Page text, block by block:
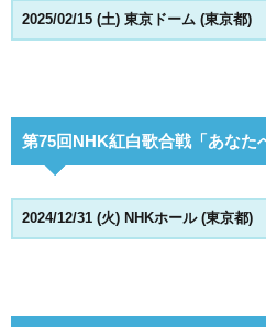
2025/02/15 (土) 東京ドーム (東京都)
第75回NHK紅白歌合戦「あなた
2024/12/31 (火) NHKホール (東京都)